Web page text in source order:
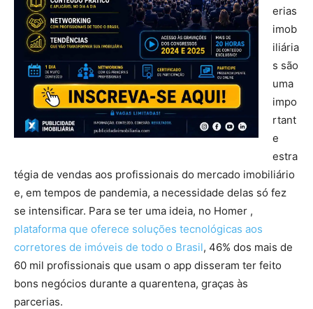
erias
imob
iliária
s são
uma
impo
rtant
e
estra
tégia de vendas aos profissionais do mercado imobiliário
e, em tempos de pandemia, a necessidade delas só fez
se intensificar. Para se ter uma ideia, no Homer ,
plataforma que oferece soluções tecnológicas aos
corretores de imóveis de todo o Brasil, 46% dos mais de
60 mil profissionais que usam o app disseram ter feito
bons negócios durante a quarentena, graças às
parcerias.